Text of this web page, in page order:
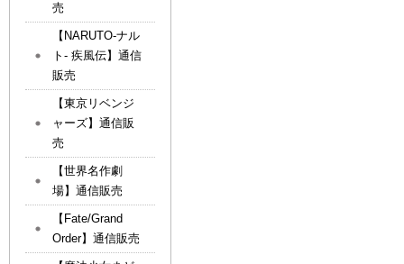
売
【NARUTO-ナル
ト- 疾風伝】通信
販売
【東京リベンジ
ャーズ】通信販
売
【世界名作劇
場】通信販売
【Fate/Grand
Order】通信販売